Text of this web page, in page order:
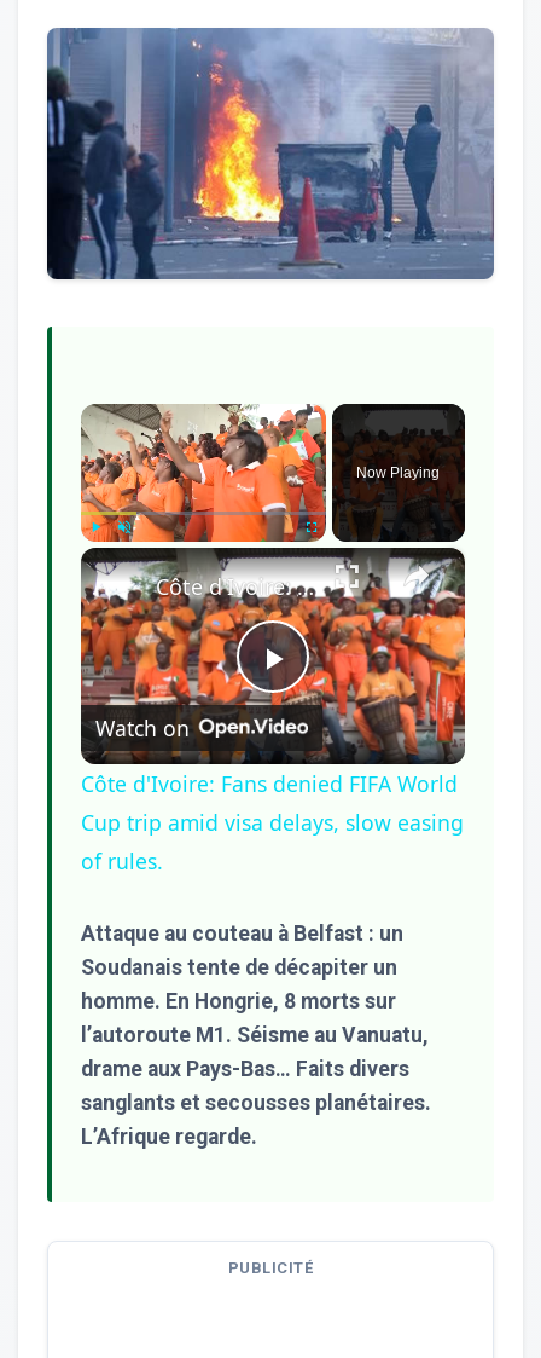
×
Fullscreen
Now Playing
×
Play
Video
Côte d'Ivoire: Fans denied FIFA World Cup trip amid visa delays, slow easing of rules.
Watch on
Côte d'Ivoire: Fans denied FIFA World
Cup trip amid visa delays, slow easing
of rules.
Attaque au couteau à Belfast : un
Soudanais tente de décapiter un
homme. En Hongrie, 8 morts sur
l’autoroute M1. Séisme au Vanuatu,
drame aux Pays-Bas… Faits divers
sanglants et secousses planétaires.
L’Afrique regarde.
PUBLICITÉ